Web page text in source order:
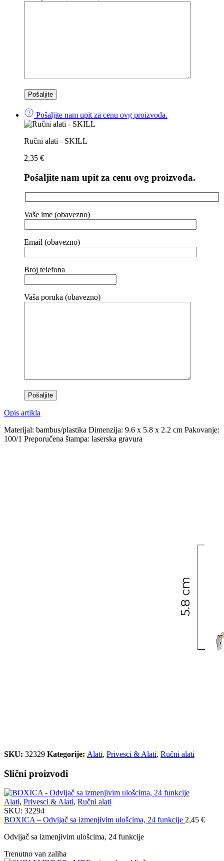
Pošaljite nam upit za cenu ovg proizvoda.
Ručni alati - SKILL
2,35 €
Pošaljite nam upit za cenu ovg proizvoda.
Vaše ime (obavezno)
Email (obavezno)
Broj telefona
Vaša poruka (obavezno)
Opis artikla
Materijal: bambus/plastika Dimenzija: 9.6 x 5.8 x 2.2 cm Pakovanje:
100/1 Preporučena štampa: laserska gravura
SKU: 32329 Kategorije: Alati, Privesci & Alati, Ručni alati
Slični proizvodi
Alati, Privesci & Alati, Ručni alati
SKU: 32294
BOXICA – Odvijač sa izmenjivim ulošcima, 24 funkcije 2,45 €
Odvijač sa izmenjivim ulošcima, 24 funkcije
Trenutno van zaliha